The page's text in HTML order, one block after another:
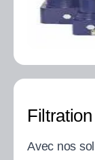
Avec nos